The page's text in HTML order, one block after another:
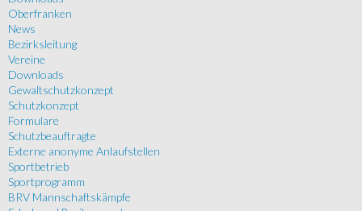
Oberfranken
News
Bezirksleitung
Vereine
Downloads
Gewaltschutzkonzept
Schutzkonzept
Formulare
Schutzbeauftragte
Externe anonyme Anlaufstellen
Sportbetrieb
Sportprogramm
BRV Mannschaftskämpfe